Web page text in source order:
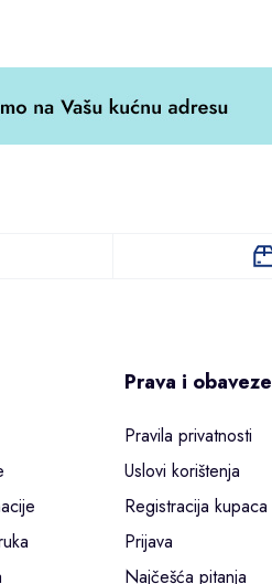
Prava i obaveze
Pravila privatnosti
Uslovi korištenja
Registracija kupaca
Prijava
Najčešća pitanja